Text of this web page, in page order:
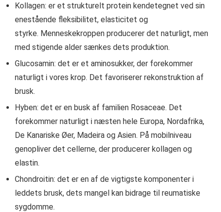
Kollagen: er et strukturelt protein kendetegnet ved sin
enestående fleksibilitet, elasticitet og
styrke. Menneskekroppen producerer det naturligt, men
med stigende alder sænkes dets produktion.
Glucosamin: det er et aminosukker, der forekommer
naturligt i vores krop. Det favoriserer rekonstruktion af
brusk.
Hyben: det er en busk af familien Rosaceae. Det
forekommer naturligt i næsten hele Europa, Nordafrika,
De Kanariske Øer, Madeira og Asien. På mobilniveau
genopliver det cellerne, der producerer kollagen og
elastin.
Chondroitin: det er en af ​​de vigtigste komponenter i
leddets brusk, dets mangel kan bidrage til reumatiske
sygdomme.